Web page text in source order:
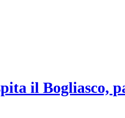
il Bogliasco,